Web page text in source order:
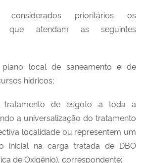
não
possuam
Bacia
e
instalado
e
dá
outras
prioritários os
que atendam as seguintes
local de saneamento e de
hídricos;
de esgoto a toda a
a universalização do tratamento
localidade ou representem um
inicial na carga tratada de DBO
de Oxigênio), correspondente: